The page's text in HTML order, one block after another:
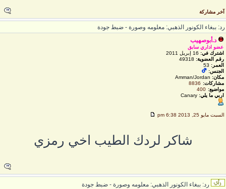
آخر مشاركة
ببغاء الكونور الذهبي: معلومه وصورة - ضبط جودة
د.أبوصهيب
عضو اداري سابق
اشترك في:16 إبريل 2011
رقم العضوية:49318
العمر: 53
الجنس:
مكان:Amman/Jordan
مشاركات:
8836
مواضيع:
400
اربي ما يلي:Canary
السبت مايو 25, 2013 6:38 pm
شاكر لردك الطيب اخي رمزي
رد: ببغاء الكونور الذهبي: معلومه وصورة - ضبط جودة